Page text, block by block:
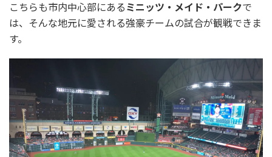
こちらも市内中心部にあるミニッツ・メイド・パークで
は、そんな地元に愛される強豪チームの試合が観戦できま
す。